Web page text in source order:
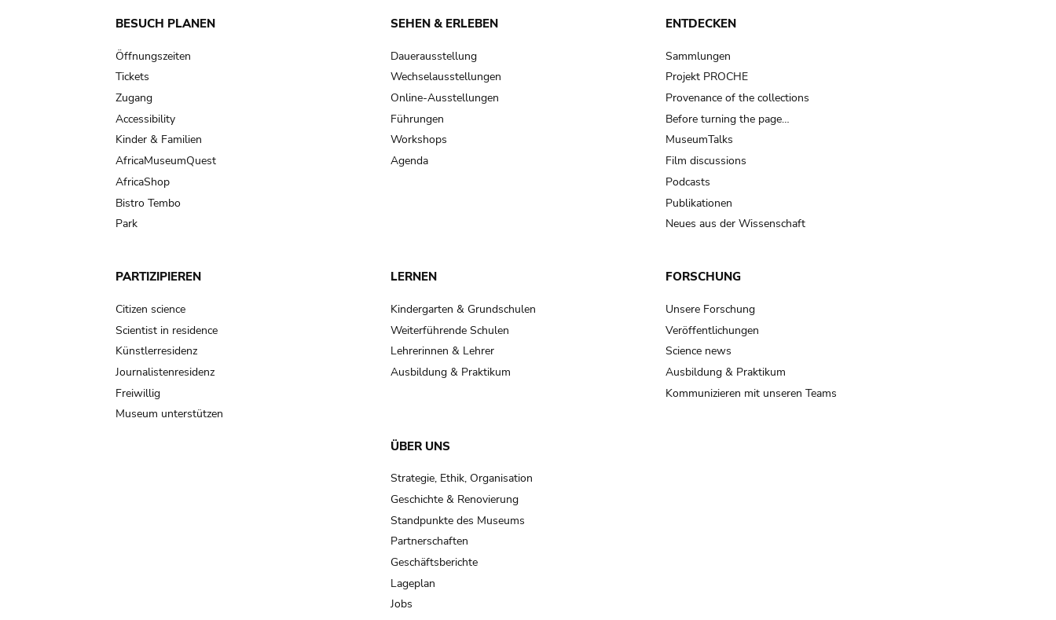
Main
navigation
BESUCH PLANEN
Öffnungszeiten
Tickets
Zugang
Accessibility
Kinder & Familien
AfricaMuseumQuest
AfricaShop
Bistro Tembo
Park
SEHEN & ERLEBEN
Dauerausstellung
Wechselausstellungen
Online-Ausstellungen
Führungen
Workshops
Agenda
ENTDECKEN
Sammlungen
Projekt PROCHE
Provenance of the collections
Before turning the page…
MuseumTalks
Film discussions
Podcasts
Publikationen
Neues aus der Wissenschaft
PARTIZIPIEREN
Citizen science
Scientist in residence
Künstlerresidenz
Journalistenresidenz
Freiwillig
Museum unterstützen
LERNEN
Kindergarten & Grundschulen
Weiterführende Schulen
Lehrerinnen & Lehrer
Ausbildung & Praktikum
FORSCHUNG
Unsere Forschung
Veröffentlichungen
Science news
Ausbildung & Praktikum
Kommunizieren mit unseren Teams
ÜBER UNS
Strategie, Ethik, Organisation
Geschichte & Renovierung
Standpunkte des Museums
Partnerschaften
Geschäftsberichte
Lageplan
Jobs